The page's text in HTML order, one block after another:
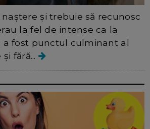
și trebuie să recunosc
la fel de intense ca la
a fost punctul culminant al
fără...